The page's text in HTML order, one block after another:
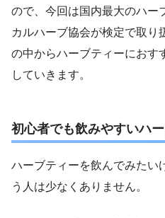
ので、今回は国内最大のハー
カルハーブ協会が検定で取り
の中からハーブティーにおす
していきます。
初心者でも飲みやすいハ
ハーブティーを飲んでみた
う人は少なくありません。